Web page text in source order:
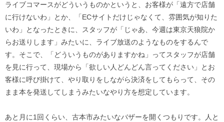
ライブコマースがどういうものかというと、お客様が「遠方で店舗
に行けないわ」とか、「ECサイトだけじゃなくて、雰囲気が知りた
いわ」となったときに、スタッフが「じゃあ、今週は東京天狼院か
らお送りします」みたいに、ライブ放送のようなものをするんで
す。そこで、「どういうものがありますかね」ってスタッフが店舗
を見に行って、現場から「欲しい人どんどん言ってください」とお
客様に呼び掛けて、やり取りをしながら決済をしてもらって、その
まま本を発送してしまうみたいなやり方を想定しています。
あと月に1回くらい、古本市みたいなバザーを開くつもりです。人と